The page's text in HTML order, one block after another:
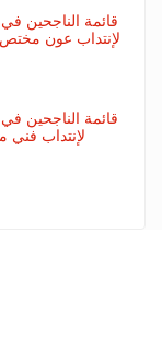
قائمة الناجحين
قائمة الناجحين